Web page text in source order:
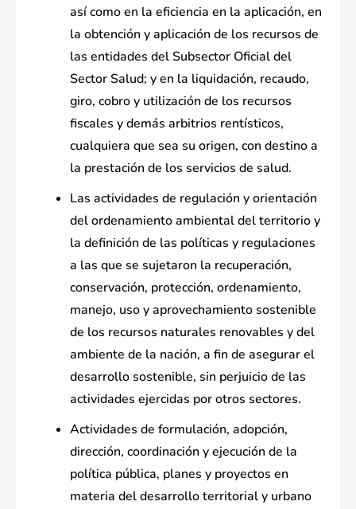
así como en la eficiencia en la aplicación, en
la obtención y aplicación de los recursos de
las entidades del Subsector Oficial del
Sector Salud; y en la liquidación, recaudo,
giro, cobro y utilización de los recursos
fiscales y demás arbitrios rentísticos,
cualquiera que sea su origen, con destino a
la prestación de los servicios de salud.
Las actividades de regulación y orientación
del ordenamiento ambiental del territorio y
la definición de las políticas y regulaciones
a las que se sujetaron la recuperación,
conservación, protección, ordenamiento,
manejo, uso y aprovechamiento sostenible
de los recursos naturales renovables y del
ambiente de la nación, a fin de asegurar el
desarrollo sostenible, sin perjuicio de las
actividades ejercidas por otros sectores.
Actividades de formulación, adopción,
dirección, coordinación y ejecución de la
política pública, planes y proyectos en
materia del desarrollo territorial y urbano